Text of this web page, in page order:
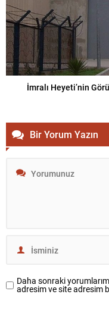
İmralı Heyeti’nin
Bir Yorum Yazın
Daha sonraki
adresim ve site adresim